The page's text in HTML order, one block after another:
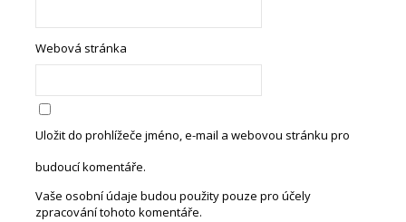
Webová stránka
Uložit do prohlížeče jméno, e-mail a webovou stránku pro
budoucí komentáře.
Vaše osobní údaje budou použity pouze pro účely
zpracování tohoto komentáře.